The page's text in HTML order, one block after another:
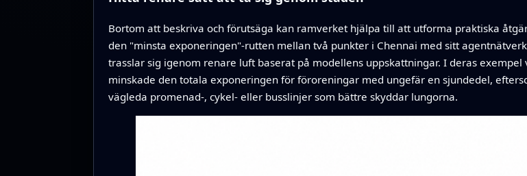
Bortom att beskriva och förutsäga kan ramverket hjälpa till att utforma praktiska
den "minsta exponeringen"-rutten mellan två punkter i Chennai med sitt
trasslar sig igenom renare luft baserat på modellens uppskattningar. I deras
minskade den totala exponeringen för föroreningar med ungefär en sjundedel,
vägleda promenad-, cykel- eller busslinjer som bättre skyddar lungorna.